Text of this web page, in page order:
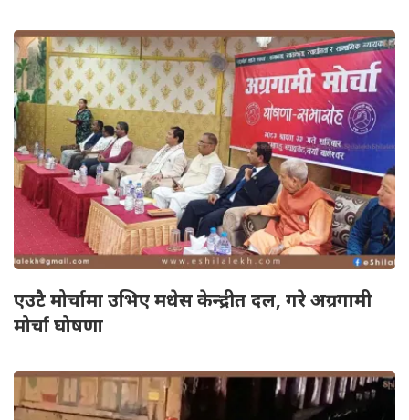
एउटै मोर्चामा उभिए मधेस केन्द्रीत दल, गरे अग्रगामी
मोर्चा घोषणा